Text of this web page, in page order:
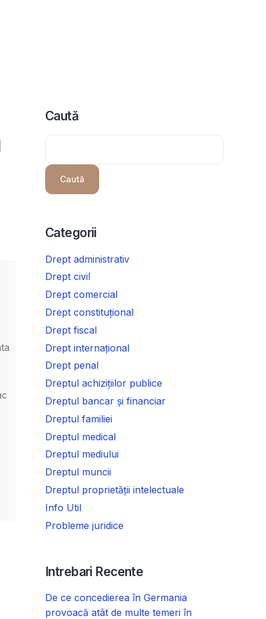
Caută
Caută
Categorii
Drept administrativ
Drept civil
Drept comercial
Drept constituțional
Drept fiscal
Drept internațional
Drept penal
Dreptul achizițiilor publice
Dreptul bancar și financiar
Dreptul familiei
Dreptul medical
Dreptul mediului
Dreptul muncii
Dreptul proprietății intelectuale
Info Util
Probleme juridice
Intrebari Recente
De ce concedierea în Germania
provoacă atât de multe temeri în